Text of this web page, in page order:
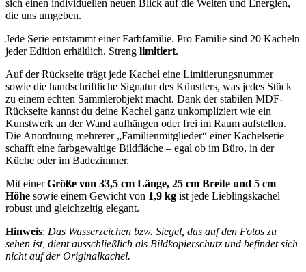
sich einen individuellen neuen Blick auf die Welten und Energien,
die uns umgeben.
Jede Serie entstammt einer Farbfamilie. Pro Familie sind 20 Kacheln
jeder Edition erhältlich. Streng limitiert.
Auf der Rückseite trägt jede Kachel eine Limitierungsnummer
sowie die handschriftliche Signatur des Künstlers, was jedes Stück
zu einem echten Sammlerobjekt macht. Dank der stabilen MDF-
Rückseite kannst du deine Kachel ganz unkompliziert wie ein
Kunstwerk an der Wand aufhängen oder frei im Raum aufstellen.
Die Anordnung mehrerer „Familienmitglieder“ einer Kachelserie
schafft eine farbgewaltige Bildfläche – egal ob im Büro, in der
Küche oder im Badezimmer.
Mit einerGröße von 33,5 cm Länge, 25 cm Breite und 5 cm
Höhe sowie einem Gewicht von 1,9 kg ist jede Lieblingskachel
robust und gleichzeitig elegant.
Hinweis: Das Wasserzeichen bzw. Siegel, das auf den Fotos zu
sehen ist, dient ausschließlich als Bildkopierschutz und befindet sich
nicht auf der Originalkachel.